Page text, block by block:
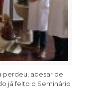
perdeu, apesar de
já feito o Seminário